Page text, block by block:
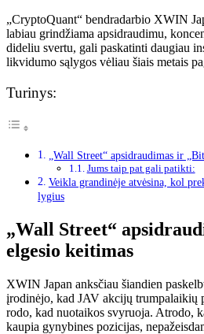
„CryptoQuant“ bendradarbio XWIN
labiau grindžiama apsidraudimu,
dideliu svertu, gali paskatinti daugiau
likvidumo sąlygos vėliau šiais metais
Turinys:
„Wall Street“ apsidraudimas ir
Jums taip pat gali patikti:
Veikla grandinėje atvėsina, kol
lygius
„Wall Street“
elgesio keitimas
XWIN Japan anksčiau šiandien
įrodinėjo, kad JAV akcijų trumpalaikių
rodo, kad nuotaikos svyruoja. Atrodo,
kaupia gynybines pozicijas,